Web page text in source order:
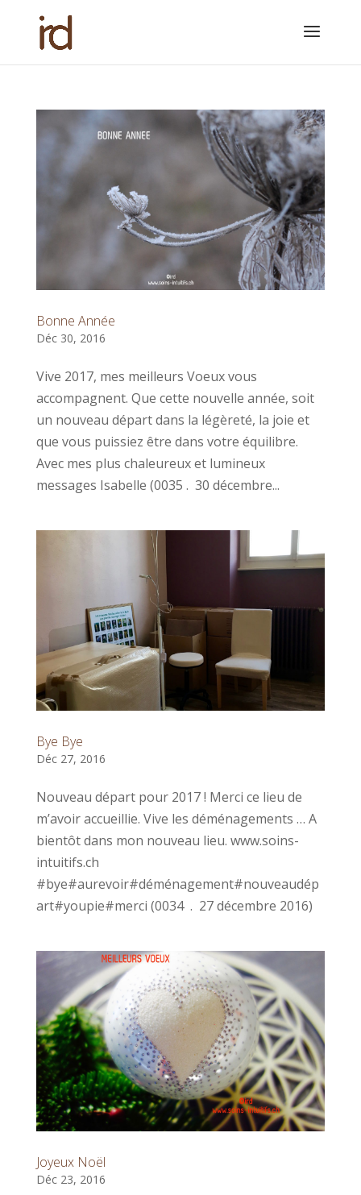
Bonne Année
Déc 30, 2016
Vive 2017, mes meilleurs Voeux vous
accompagnent. Que cette nouvelle année, soit
un nouveau départ dans la légèreté, la joie et
que vous puissiez être dans votre équilibre.
Avec mes plus chaleureux et lumineux
messages Isabelle (0035 . 30 décembre...
Bye Bye
Déc 27, 2016
Nouveau départ pour 2017 ! Merci ce lieu de
m’avoir accueillie. Vive les déménagements … A
bientôt dans mon nouveau lieu. www.soins-
intuitifs.ch
#bye#aurevoir#déménagement#nouveaudép
art#youpie#merci (0034 . 27 décembre 2016)
Joyeux Noël
Déc 23, 2016